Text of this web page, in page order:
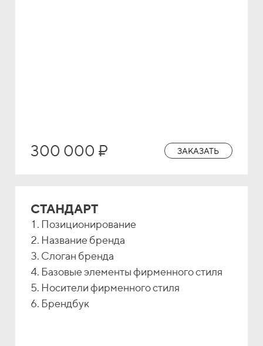
300 000 ₽ ЗАКАЗАТЬ
СТАНДАРТ
Позиционирование
Название бренда
Слоган бренда
Базовые элементы фирменного стиля
Носители фирменного стиля
Брендбук